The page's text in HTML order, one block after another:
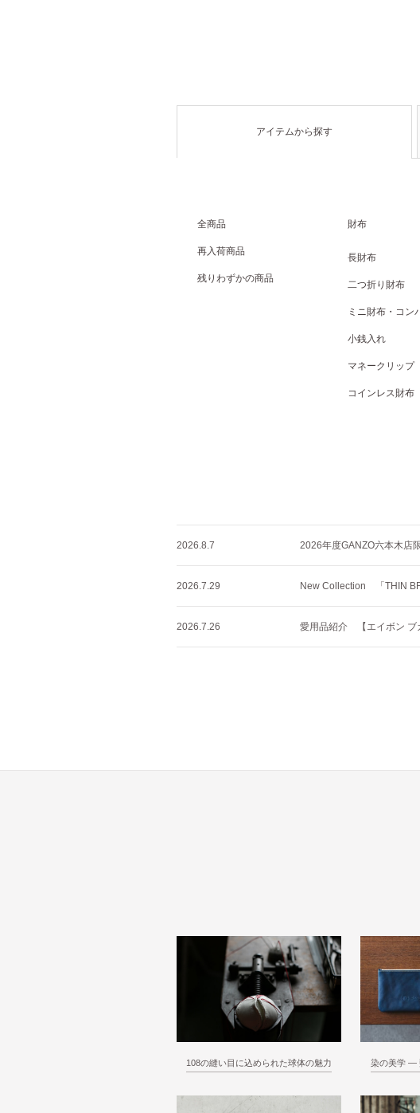
アイテムから探す
全商品
再入荷商品
残りわずかの商品
財布
長財布
二つ折り財布
ミニ財布・コン
小銭入れ
マネークリップ
コインレス財布
2026.8.7 2026年度GANZO六本木店
2026.7.29 New Collection 「THIN
2026.7.26 愛用品紹介 【エイボン ブ
108の縫い目に込められた球体の魅力 染の美学 ―